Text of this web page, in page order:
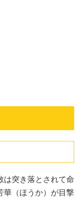
は突き落とされて命
華（ほうか）が目撃